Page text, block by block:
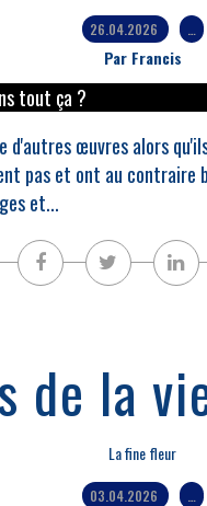
26.04.2026
Par Francis
œuvres alors
pas et ont au contraire
et...
de la
La fine fleur
03.04.2026